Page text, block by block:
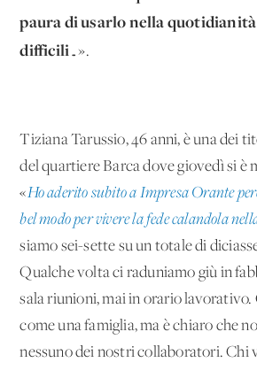
paura di usarlo nella
difficili…».
Tiziana Tarussio, 46 anni, è una dei
del quartiere Barca dove giovedì si è
«Ho aderito subito a Impresa Orante
bel modo per vivere la fede calandola
siamo sei-sette su un totale di
Qualche volta ci raduniamo giù in
sala riunioni, mai in orario lavorativo.
come una famiglia, ma è chiaro che
nessuno dei nostri collaboratori. Chi